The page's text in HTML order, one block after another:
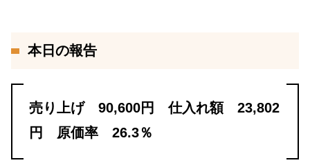
本日の報告
売り上げ 90,600円 仕入れ額 23,802
円 原価率 26.3％